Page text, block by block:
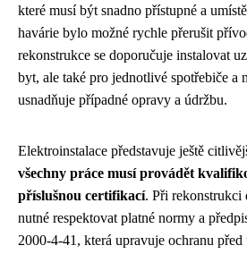
které musí být snadno přístupné a
havárie bylo možné rychle přerušit
rekonstrukce se doporučuje instalovat
byt, ale také pro jednotlivé spotřebiče a
usnadňuje případné opravy a údržbu.
Elektroinstalace představuje ještě
všechny práce musí provádět
příslušnou certifikací. Při rekonstrukci
nutné respektovat platné normy a
2000-4-41, která upravuje ochranu